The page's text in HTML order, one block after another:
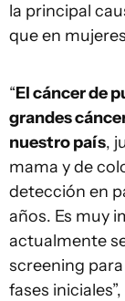
la principal
que en
“El cáncer de
grandes
nuestro país,
mama y de
detección en
años. Es muy
actualmente
screening
fases